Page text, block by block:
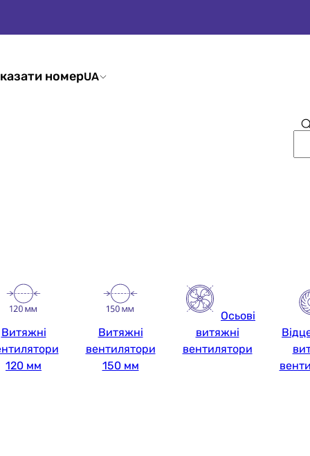
номерUA
Витяжні
120 мм
Витяжні
вентилятори
150 мм
Осьові
витяжні
вентилятори